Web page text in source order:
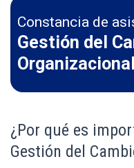
Constancia de
Gestión del
Organizacional
¿Por qué es
Gestión del